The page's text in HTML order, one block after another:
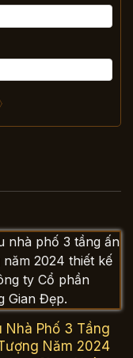
Nhà Phố 3 Tầng
Năm 2024